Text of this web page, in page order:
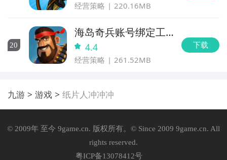
经营策略 220.16MB
20
海岛奇兵账号绑定工
具 4.4
经营策略 261.52MB
下载
九游 游戏 纸片人冲冲冲
© 2009年 至今 9game.cn. 版权所有。© Since 2009 9game.cn. All
rights reserved.
粤ICP备13078412号